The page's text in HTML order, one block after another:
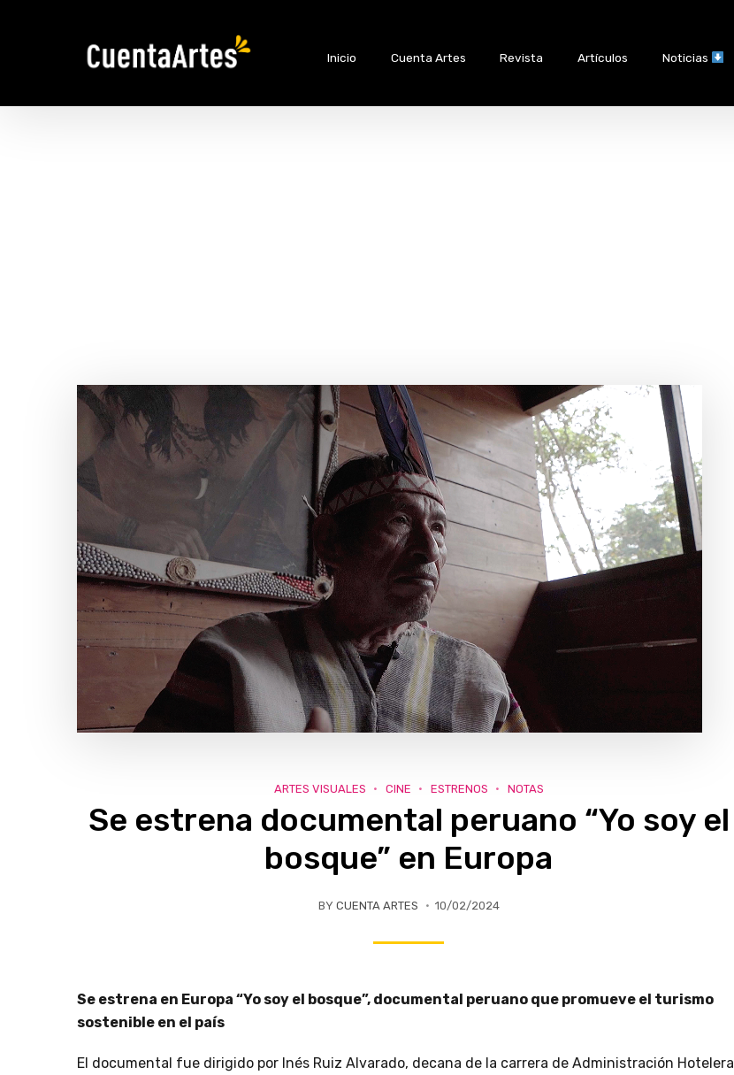
Inicio Cuenta Artes Revista Artículos Noticias
ARTES VISUALES CINE ESTRENOS NOTAS
Se estrena documental peruano “Yo soy el
bosque” en Europa
BY CUENTA ARTES 10/02/2024
Se estrena en Europa “Yo soy el bosque”, documental peruano que promueve el turismo
sostenible en el país
El documental fue dirigido por Inés Ruiz Alvarado, decana de la carrera de Administración Hotelera